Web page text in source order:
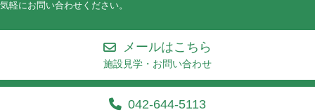
気軽にお問い合わせください。
メールはこちら
施設見学・お問い合わせ
042-644-5113